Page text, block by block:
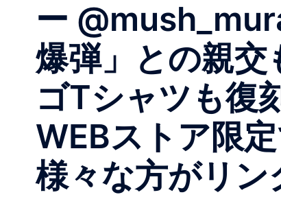
ー
爆弾」との親交
ゴTシャツも復
WEBストア限
様々な方がリン